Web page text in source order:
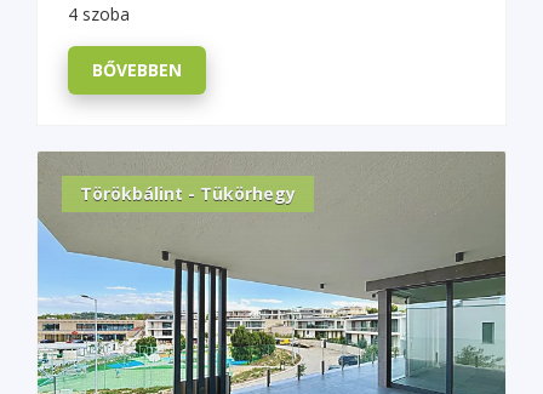
4 szoba
BŐVEBBEN
Törökbálint - Tükörhegy